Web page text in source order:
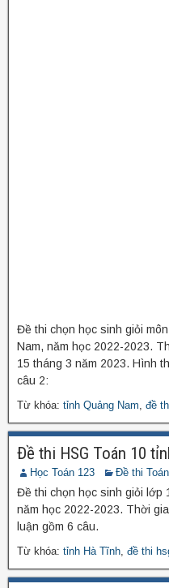
Đề thi chọn học sinh giỏi
Nam, năm học 2022-2023.
15 tháng 3 năm 2023. Hình
câu 2:
Từ khóa: tỉnh Quảng Nam, đề
Đề thi HSG Toán 10
Học Toán 123 Đề thi
Đề thi chọn học sinh giỏi lớp
năm học 2022-2023. Thời
luận gồm 6 câu.
Từ khóa: tỉnh Hà Tĩnh, đề thi